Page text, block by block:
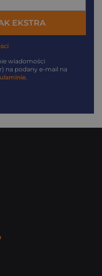
EKSTRA
wiadomości
na podany e-mail na